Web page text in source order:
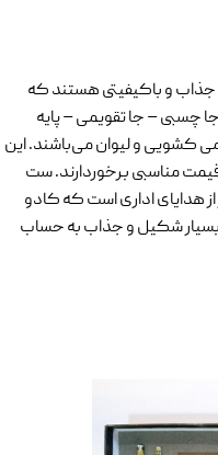
و باکیفیتی هستند که
چسبی – جا تقویمی – پایه
کشویی و لیوان می‌باشند. این
قیمت مناسبی برخوردارند. ست
هدایای اداری است که کادو
شکیل و جذاب به حساب